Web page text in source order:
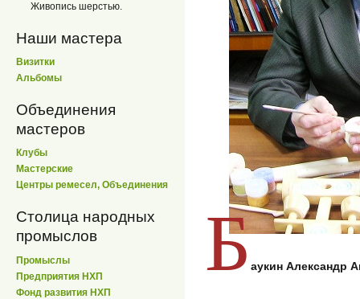
Живопись шерстью.
Наши мастера
Визитки
Альбомы
Объединения
мастеров
Клубы
Мастерские
Центры ремесел, Объединения
Столица народных
промыслов
Промыслы
Предприятия НХП
Фонд развития НХП
Баукин Александр